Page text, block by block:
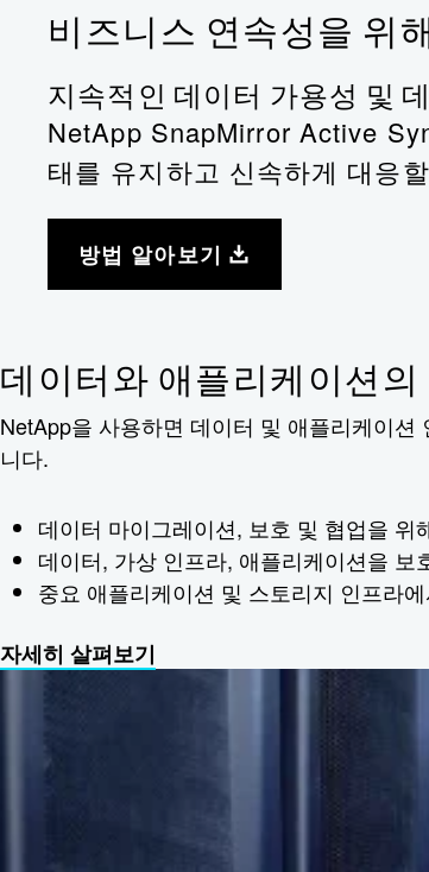
비즈니스 연속성을 위
지속적인 데이터 가용성 및
NetApp SnapMirror Active
태를 유지하고 신속하게 대응
방법 알아보기
데이터와 애플리케이션
NetApp을 사용하면 데이터 및 애플리케이
니다.
데이터 마이그레이션, 보호 및 협업을
데이터, 가상 인프라, 애플리케이션을 보
중요 애플리케이션 및 스토리지 인프라
자세히 살펴보기